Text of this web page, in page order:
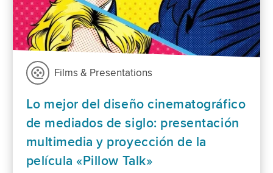
Films & Presentations
Lo mejor del diseño cinematográfico
de mediados de siglo: presentación
multimedia y proyección de la
película «Pillow Talk»